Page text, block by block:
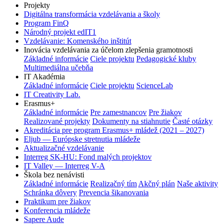
Projekty
Digitálna transformácia vzdelávania a školy
Program FinQ
Národný projekt edIT1
Vzdelávanie: Komenského inštitút
Inovácia vzdelávania za účelom zlepšenia gramotnosti
Základné informácie Ciele projektu Pedagogické kluby
Multimediálna učebňa
IT Akadémia
Základné informácie Ciele projektu ScienceLab
IT Creativity Lab.
Erasmus+
Základné informácie Pre zamestnancov Pre žiakov
Realizované projekty Dokumenty na stiahnutie Časté otázky
Akreditácia pre program Erasmus+ mládež (2021 – 2027)
Eljub — Európske stretnutia mládeže
Aktualizačné vzdelávanie
Interreg SK-HU: Fond malých projektov
IT Valley — Interreg V-A
Škola bez nenávisti
Základné informácie Realizačný tím Akčný plán Naše aktivity
Schránka dôvery Prevencia šikanovania
Praktikum pre žiakov
Konferencia mládeže
Sapere Aude